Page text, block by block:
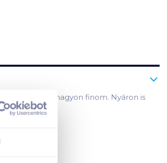
nélkül is nagyon finom. Nyáron is